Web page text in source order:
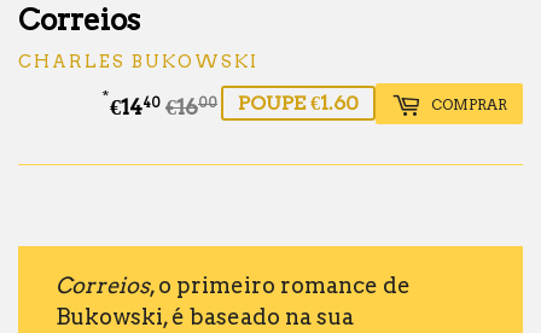
Correios
CHARLES BUKOWSKI
* COMPRAR
€1440 €1600
Preço
€16.00
Preço
saldo
€14.40
POUPE €1.60
Correios, o primeiro romance de
Bukowski, é baseado na sua